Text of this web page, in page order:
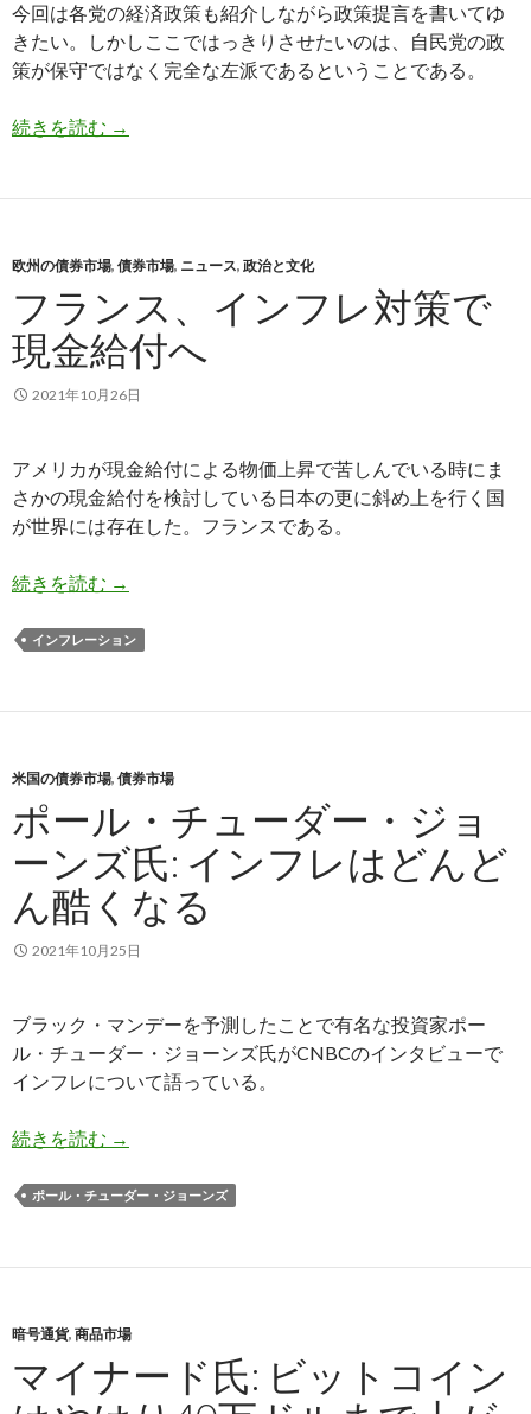
今回は各党の経済政策も紹介しながら政策提言を書いてゆ
きたい。しかしここではっきりさせたいのは、自民党の政
策が保守ではなく完全な左派であるということである。
続きを読む 日本経済はこうすれば復活する 自民党が絶対
→
欧州の債券市場, 債券市場, ニュース, 政治と文化
フランス、インフレ対策で
現金給付へ
2021年10月26日
アメリカが現金給付による物価上昇で苦しんでいる時にま
さかの現金給付を検討している日本の更に斜め上を行く国
が世界には存在した。フランスである。
続きを読む フランス、インフレ対策で現金給付へ
→
インフレーション
米国の債券市場, 債券市場
ポール・チューダー・ジョ
ーンズ氏: インフレはどんど
ん酷くなる
2021年10月25日
ブラック・マンデーを予測したことで有名な投資家ポー
ル・チューダー・ジョーンズ氏がCNBCのインタビューで
インフレについて語っている。
続きを読む ポール・チューダー・ジョーンズ氏: インフレは
→
ポール・チューダー・ジョーンズ
暗号通貨, 商品市場
マイナード氏: ビットコイン